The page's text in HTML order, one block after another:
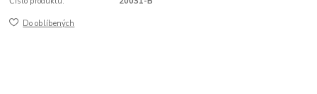
Do oblíbených